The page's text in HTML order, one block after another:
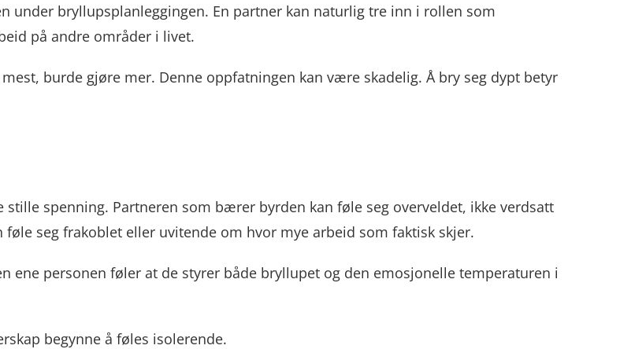
under bryllupsplanleggingen. En partner kan naturlig tre inn i rollen som
på andre områder i livet.
burde gjøre mer. Denne oppfatningen kan være skadelig. Å bry seg dypt betyr
spenning. Partneren som bærer byrden kan føle seg overveldet, ikke verdsatt
føle seg frakoblet eller uvitende om hvor mye arbeid som faktisk skjer.
ene personen føler at de styrer både bryllupet og den emosjonelle temperaturen i
begynne å føles isolerende.